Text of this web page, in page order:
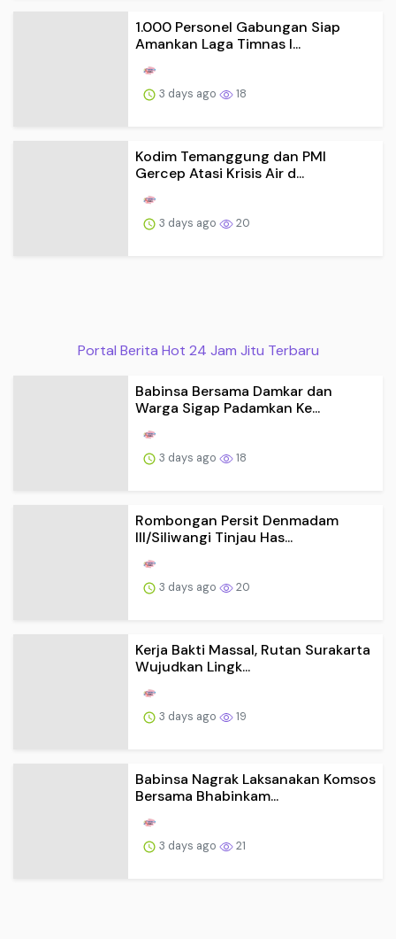
1.000 Personel Gabungan Siap
Amankan Laga Timnas I...
3 days ago 18
Kodim Temanggung dan PMI
Gercep Atasi Krisis Air d...
3 days ago 20
Portal Berita Hot 24 Jam Jitu Terbaru
Babinsa Bersama Damkar dan
Warga Sigap Padamkan Ke...
3 days ago 18
Rombongan Persit Denmadam
III/Siliwangi Tinjau Has...
3 days ago 20
Kerja Bakti Massal, Rutan Surakarta
Wujudkan Lingk...
3 days ago 19
Babinsa Nagrak Laksanakan Komsos
Bersama Bhabinkam...
3 days ago 21